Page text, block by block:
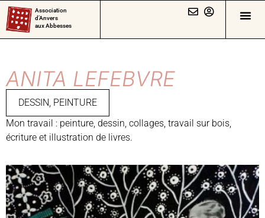
Association
d’Anvers
aux Abbesses
ANITA LEFEBVRE
DESSIN, PEINTURE
Mon travail : peinture, dessin, collages, travail sur bois,
écriture et illustration de livres.